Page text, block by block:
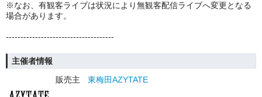
※なお、有観客ライブは状況により無観客配信ライブへ変更となる
場合があります。
-------------------------------------
主催者情報
販売主
東梅田AZYTATE